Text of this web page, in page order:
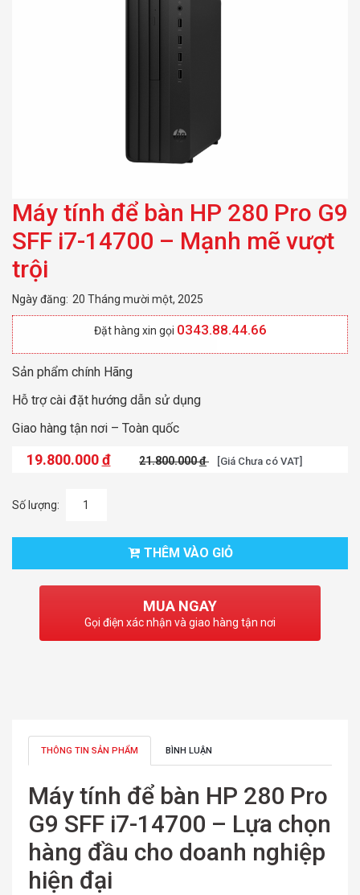
trội
Máy tính để bàn HP 280 Pro G9
SFF i7-14700 – Mạnh mẽ vượt
trội
Ngày đăng: 20 Tháng mười một, 2025
Đặt hàng xin gọi 0343.88.44.66
Sản phẩm chính Hãng
Hỗ trợ cài đặt hướng dẫn sử dụng
Giao hàng tận nơi – Toàn quốc
19.800.000đ 21.800.000đ [Giá Chưa có VAT]
Số lượng:
THÊM VÀO GIỎ
MUA NGAY
Gọi điện xác nhận và giao hàng tận nơi
THÔNG TIN SẢN PHẨM BÌNH LUẬN
Máy tính để bàn HP 280 Pro
G9 SFF i7-14700 – Lựa chọn
hàng đầu cho doanh nghiệp
hiện đại